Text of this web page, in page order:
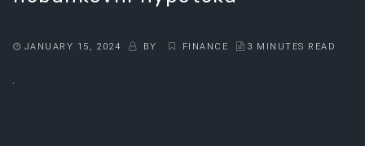
JANUARY 15, 2024 BY FINANCE 3 MINUTES READ